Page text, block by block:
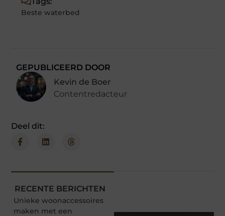
Beste waterbed
GEPUBLICEERD DOOR
Kevin de Boer
Contentredacteur
Deel dit:
RECENTE BERICHTEN
Unieke woonaccessoires
maken met een